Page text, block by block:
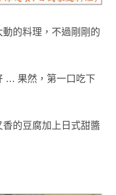
的料理，不過剛剛的
… 果然， 第一口吃下
香的豆腐加上日式甜醬